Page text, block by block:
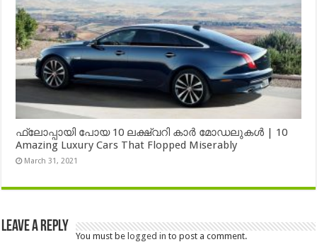
ഫ്ലോപ്പായി പോയ 10 ലക്ഷ്വറി കാർ മോഡലുകൾ | 10
Amazing Luxury Cars That Flopped Miserably
March 31, 2021
Leave a Reply
You must be logged in to post a comment.